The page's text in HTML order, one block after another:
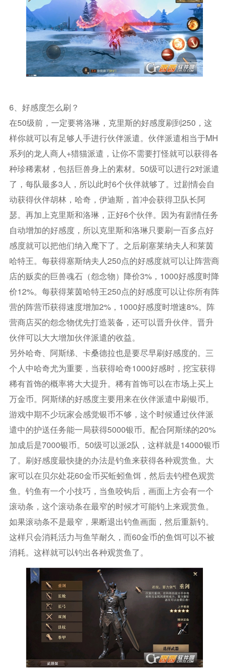
6、好感度怎么刷？
在50级前，一定要将洛琳，克里斯的好感度刷到250，这
样你就可以有足够人手进行伙伴派遣。伙伴派遣相当于MH
系列的龙人商人+猎猫派遣，让你不需要打怪就可以获得各
种珍稀素材，包括巨兽身上的素材。50级可以进行2对派遣
了，每队最多3人，所以此时6个伙伴就够了。过剧情会自
动获得伙伴胡林，哈奇，伊迪斯，首冲会获得卫队长阿
瑟。再加上克里斯和洛琳，正好6个伙伴。因为有剧情任务
自动增加的好感度，所以克里斯和洛琳只要刷一百多点好
感度就可以把他们纳入麾下了。之后刷塞莱纳夫人和莱茵
哈特王。每获得塞斯纳夫人250点的好感度就可以让阵营商
店的贩卖的巨兽魂石（怨念物）降价3%，1000好感度时降
价12%。每获得莱茵哈特王250点的好感度可以让你所有阵
营的阵营币获得速度增加2%，1000好感度时增速8%。阵
营商店买的怨念物优先打造装备，还可以晋升伙伴。晋升
伙伴可以大大增加伙伴派遣的收益。
另外哈奇、阿斯绨、卡桑德拉也是要尽早刷好感度的。三
个人中哈奇尤为重要，当获得哈奇1000好感时，挖宝获得
稀有首饰的概率将大大提升。稀有首饰可以在市场上买上
万金币。阿斯绨的好感度主要用来在伙伴派遣中刷银币。
游戏中期不少玩家会感觉银币不够，这个时候通过伙伴派
遣中的护送任务能一局获得5000银币。配合阿斯绨的20%
加成后是7000银币。50级可以派2队，这样就是14000银币
了。刷好感度最快捷的办法是钓鱼来获得各种观赏鱼。大
家可以在贝尔处花60金币买蚯蚓鱼饵，然后去钓橙色观赏
鱼。钓鱼有一个小技巧，当鱼咬钩后，画面上方会有一个
滚动条，这个滚动条在最窄的时候才可能钓上来观赏鱼。
如果滚动条不是最窄，果断退出钓鱼画面，然后重新钓。
这样只会消耗活力与鱼竿耐久，而60金币的鱼饵可以不被
消耗。这样就可以钓出各种观赏鱼了。